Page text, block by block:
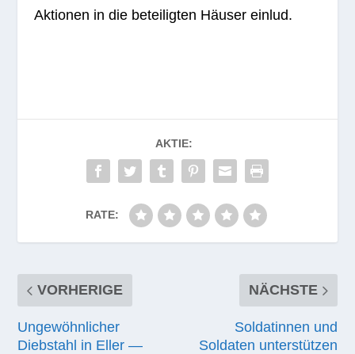
Aktio­nen in die betei­lig­ten Häu­ser einlud.
AKTIE:
RATE:
VORHERIGE
Ungewöhnlicher
Diebstahl in Eller —
NÄCHSTE
Soldatinnen und
Soldaten unterstützen